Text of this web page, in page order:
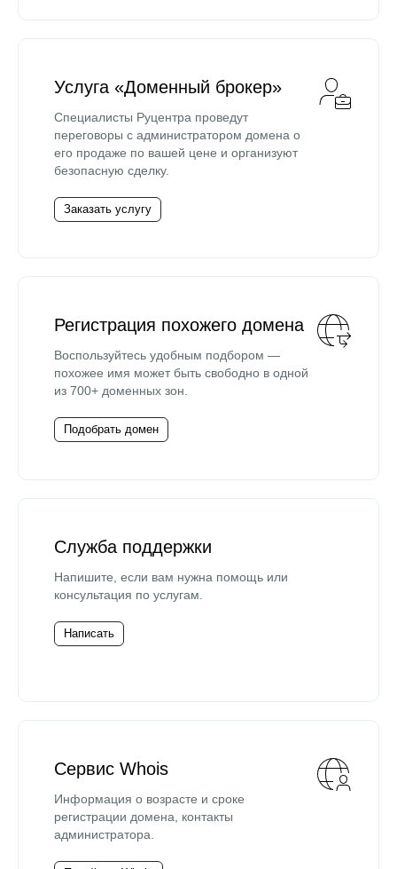
Услуга «Доменный брокер»
Специалисты Руцентра проведут
переговоры с администратором домена о
его продаже по вашей цене и организуют
безопасную сделку.
Заказать услугу
Регистрация похожего домена
Воспользуйтесь удобным подбором —
похожее имя может быть свободно в одной
из 700+ доменных зон.
Подобрать домен
Служба поддержки
Напишите, если вам нужна помощь или
консультация по услугам.
Написать
Сервис Whois
Информация о возрасте и сроке
регистрации домена, контакты
администратора.